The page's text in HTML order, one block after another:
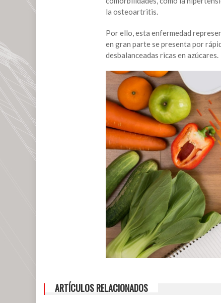
la osteoartritis.
Por ello, esta enfermedad
en gran parte se presenta por
desbalanceadas ricas en azúcares.
ARTÍCULOS RELACIONADOS